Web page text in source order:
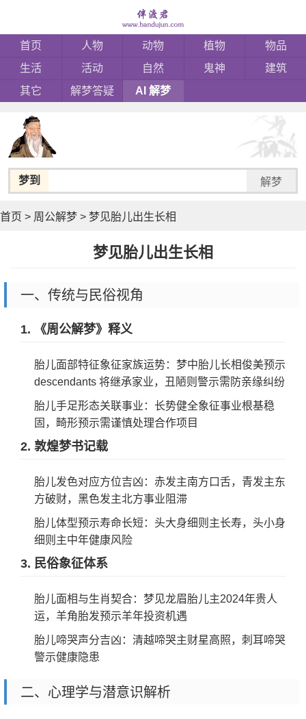
首页 人物 动物 植物
物品
生活
活动 自然 鬼神
建筑
其它
解梦答疑 AI 解梦
梦到 解梦
首页 > 周公解梦 > 梦见胎儿出生长相
梦见胎儿出生长相
一、传统与民俗视角
1. 《周公解梦》释义
胎儿面部特征象征家族运势：梦中胎儿长相俊美预示
descendants 将继承家业，丑陋则警示需防亲缘纠纷
胎儿手足形态关联事业：长势健全象征事业根基稳
固，畸形预示需谨慎处理合作项目
2. 敦煌梦书记载
胎儿发色对应方位吉凶：赤发主南方口舌，青发主东
方破财，黑色发主北方事业阻滞
胎儿体型预示寿命长短：头大身细则主长寿，头小身
细则主中年健康风险
3. 民俗象征体系
胎儿面相与生肖契合：梦见龙眉胎儿主2024年贵人
运，羊角胎发预示羊年投资机遇
胎儿啼哭声分吉凶：清越啼哭主财星高照，刺耳啼哭
警示健康隐患
二、心理学与潜意识解析